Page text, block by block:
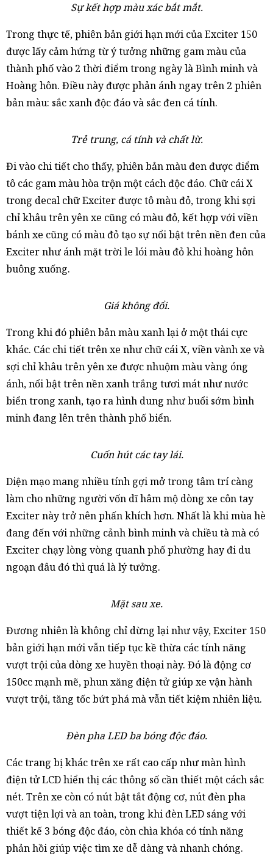
Sự kết hợp màu xác bắt mắt.
Trong thực tế, phiên bản giới hạn mới của Exciter 150
được lấy cảm hứng từ ý tưởng những gam màu của
thành phố vào 2 thời điểm trong ngày là Bình minh và
Hoàng hôn. Điều này được phản ánh ngay trên 2 phiên
bản màu: sắc xanh độc đáo và sắc đen cá tính.
Trẻ trung, cá tính và chất lừ.
Đi vào chi tiết cho thấy, phiên bản màu đen được điểm
tô các gam màu hòa trộn một cách độc đáo. Chữ cái X
trong decal chữ Exciter được tô màu đỏ, trong khi sợi
chỉ khâu trên yên xe cũng có màu đỏ, kết hợp với viền
bánh xe cũng có màu đỏ tạo sự nổi bật trên nền đen của
Exciter như ánh mặt trời le lói màu đỏ khi hoàng hôn
buông xuống.
Giá không đổi.
Trong khi đó phiên bản màu xanh lại ở một thái cực
khác. Các chi tiết trên xe như chữ cái X, viền vành xe và
sợi chỉ khâu trên yên xe được nhuộm màu vàng óng
ánh, nổi bật trên nền xanh trắng tươi mát như nước
biển trong xanh, tạo ra hình dung như buổi sớm bình
minh đang lên trên thành phố biển.
Cuốn hút các tay lái.
Diện mạo mang nhiều tính gợi mở trong tâm trí càng
làm cho những người vốn dĩ hâm mộ dòng xe côn tay
Exciter này trở nên phấn khích hơn. Nhất là khi mùa hè
đang đến với những cảnh bình minh và chiều tà mà có
Exciter chạy lòng vòng quanh phố phường hay đi du
ngoạn đâu đó thì quá là lý tưởng.
Mặt sau xe.
Đương nhiên là không chỉ dừng lại như vậy, Exciter 150
bản giới hạn mới vẫn tiếp tục kề thừa các tính năng
vượt trội của dòng xe huyền thoại này. Đó là động cơ
150cc mạnh mẽ, phun xăng điện tử giúp xe vận hành
vượt trội, tăng tốc bứt phá mà vẫn tiết kiệm nhiên liệu.
Đèn pha LED ba bóng độc đáo.
Các trang bị khác trên xe rất cao cấp như màn hình
điện tử LCD hiển thị các thông số cần thiết một cách sắc
nét. Trên xe còn có nút bật tắt động cơ, nút đèn pha
vượt tiện lợi và an toàn, trong khi đèn LED sáng với
thiết kế 3 bóng độc đáo, còn chìa khóa có tính năng
phản hồi giúp việc tìm xe dễ dàng và nhanh chóng.